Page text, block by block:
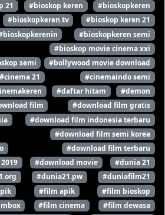
21 #bioskop keren
#bioskopkeren
#bioskopkeren.tv
#bioskop keren 21
#bioskopkeren semi
#bioskop movie cinema xxi
semi
#bollywood movie download
#cinema 21
#cinemaindo semi
#daftar hitam
#demon
film
#download film gratis
#download film indonesia terbaru
#download film semi korea
#download film terbaru
#download movie
#dunia 21
#dunia21.pw
#duniafilm21
#film apik
#film bioskop
#film cinema
#film dewasa